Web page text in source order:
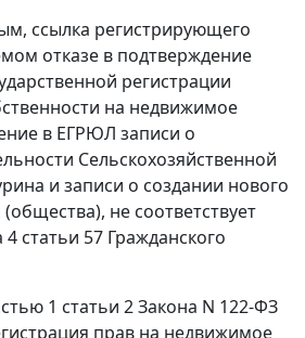
ссылка регистрирующего
отказе в подтверждение
регистрации
на недвижимое
в ЕГРЮЛ записи о
Сельскохозяйственной
и записи о создании нового
не соответствует
статьи 57 Гражданского
1 статьи 2 Закона N 122-ФЗ
прав на недвижимое